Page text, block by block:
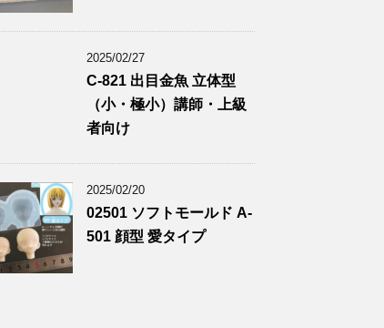
2025/02/27
C-821 出目金魚 立体型
（小・極小）講師・上級
者向け
2025/02/20
02501 ソフトモールド A-
501 顔型 愛タイプ